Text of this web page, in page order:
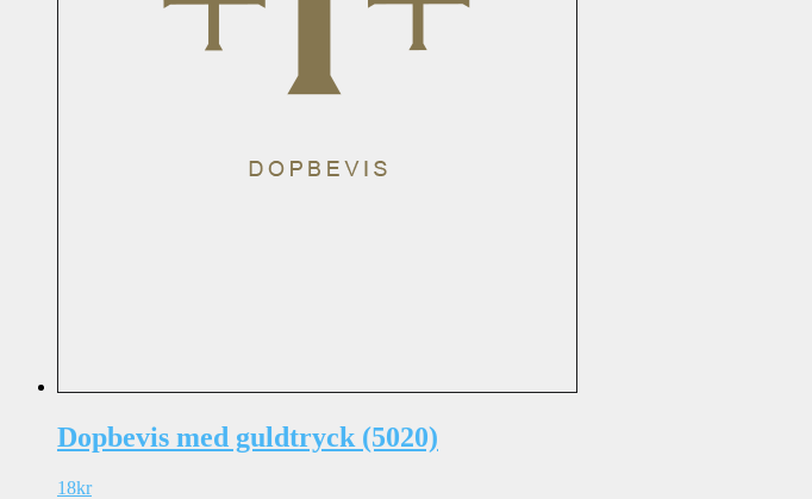
Dopbevis med guldtryck (5020)
18kr